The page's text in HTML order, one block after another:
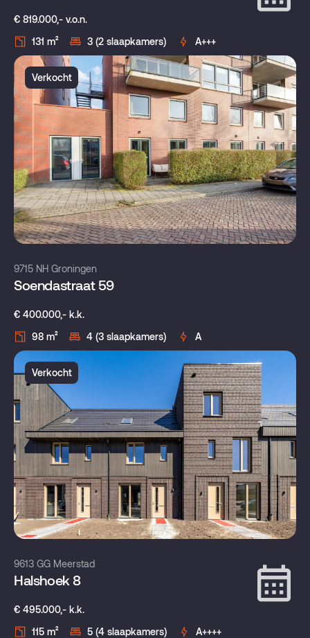
€ 819.000,- v.o.n.
131 m²
3 (2 slaapkamers) A+++
Verkocht
9715 NH Groningen
Soendastraat 59
€ 400.000,- k.k.
98 m²
4 (3 slaapkamers) A
Verkocht
9613 GG Meerstad
Halshoek 8
€ 495.000,- k.k.
115 m²
5 (4 slaapkamers) A++++